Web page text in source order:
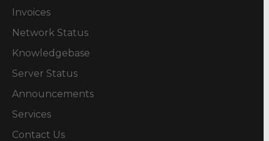
Invoices
Network Status
Knowledgebase
Server Status
Announcements
Services
Contact Us